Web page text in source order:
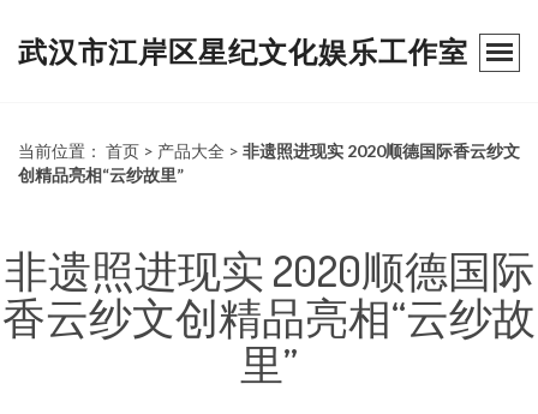
武汉市江岸区星纪文化娱乐工作室
当前位置： 首页 > 产品大全 > 非遗照进现实 2020顺德国际香云纱文
创精品亮相“云纱故里”
非遗照进现实 2020顺德国际
香云纱文创精品亮相“云纱故
里”